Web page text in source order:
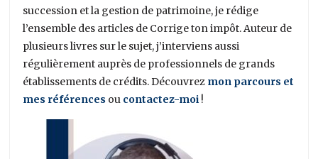
succession et la gestion de patrimoine, je rédige
l’ensemble des articles de Corrige ton impôt. Auteur de
plusieurs livres sur le sujet, j’interviens aussi
régulièrement auprès de professionnels de grands
établissements de crédits. Découvrez mon parcours et
mes références ou contactez-moi !